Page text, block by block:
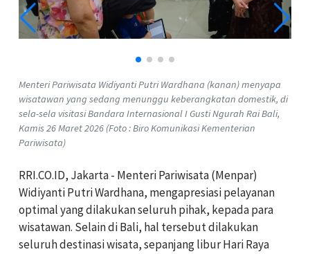
Menteri Pariwisata Widiyanti Putri Wardhana (kanan) menyapa
wisatawan yang sedang menunggu keberangkatan domestik, di
sela-sela visitasi Bandara Internasional I Gusti Ngurah Rai Bali,
Kamis 26 Maret 2026 (Foto : Biro Komunikasi Kementerian
Pariwisata)
RRI.CO.ID, Jakarta - Menteri Pariwisata (Menpar)
Widiyanti Putri Wardhana, mengapresiasi pelayanan
optimal yang dilakukan seluruh pihak, kepada para
wisatawan. Selain di Bali, hal tersebut dilakukan
seluruh destinasi wisata, sepanjang libur Hari Raya